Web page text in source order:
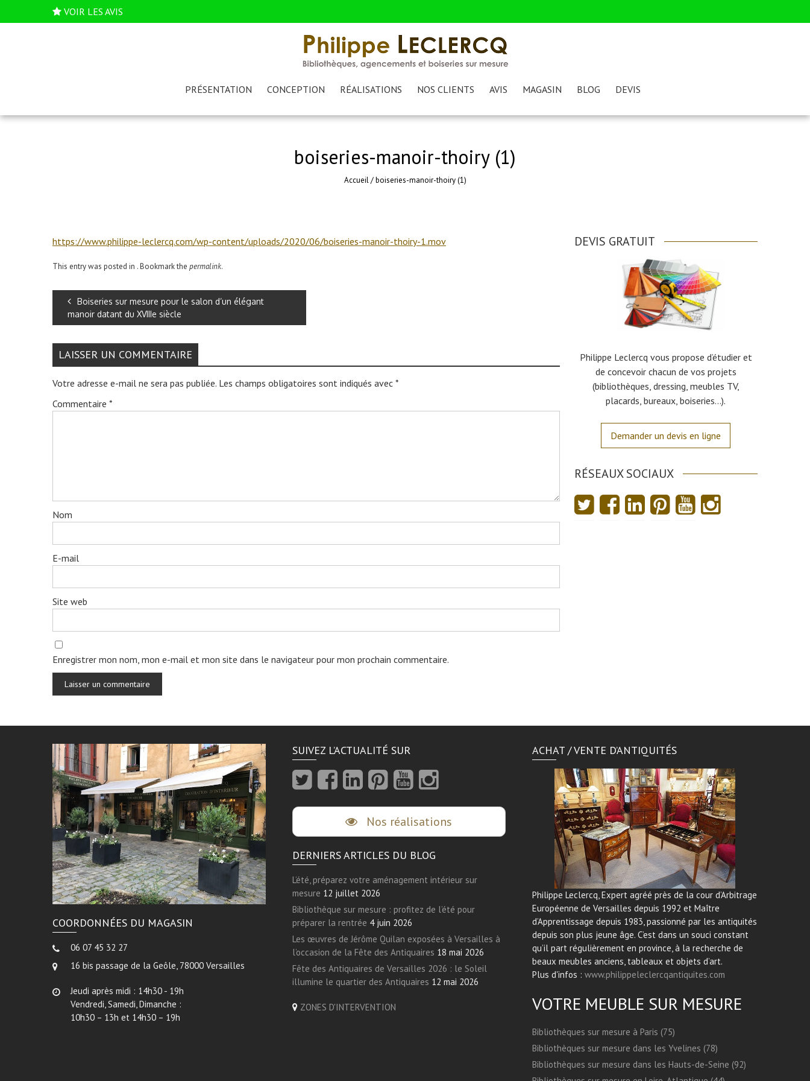
VOIR LES AVIS
PRÉSENTATION CONCEPTION RÉALISATIONS NOS CLIENTS AVIS MAGASIN BLOG DEVIS
boiseries-manoir-thoiry (1)
Accueil/boiseries-manoir-thoiry (1)
https://www.philippe-leclercq.com/wp-content/uploads/2020/06/boiseries-manoir-thoiry-1.mov
This entry was posted in . Bookmark the permalink.
Boiseries sur mesure pour le salon d’un élégant
manoir datant du XVIIIe siècle
LAISSER UN COMMENTAIRE
Votre adresse e-mail ne sera pas publiée. Les champs obligatoires sont indiqués avec *
Commentaire *
Nom
E-mail
Site web
Enregistrer mon nom, mon e-mail et mon site dans le navigateur pour mon prochain commentaire.
DEVIS GRATUIT
Philippe Leclercq vous propose d’étudier et
de concevoir chacun de vos projets
(bibliothèques, dressing, meubles TV,
placards, bureaux, boiseries…).
Demander un devis en ligne
RÉSEAUX SOCIAUX
COORDONNÉES DU MAGASIN
06 07 45 32 27
16 bis passage de la Geôle, 78000 Versailles
Jeudi après midi : 14h30 - 19h
Vendredi, Samedi, Dimanche :
10h30 – 13h et 14h30 – 19h
SUIVEZ L’ACTUALITÉ SUR
Nos réalisations
DERNIERS ARTICLES DU BLOG
L’été, préparez votre aménagement intérieur sur
mesure 12 juillet 2026
Bibliothèque sur mesure : profitez de l’été pour
préparer la rentrée 4 juin 2026
Les œuvres de Jérôme Quilan exposées à Versailles à
l’occasion de la Fête des Antiquaires 18 mai 2026
Fête des Antiquaires de Versailles 2026 : le Soleil
illumine le quartier des Antiquaires 12 mai 2026
ZONES D'INTERVENTION
ACHAT / VENTE D’ANTIQUITÉS
Philippe Leclercq, Expert agréé près de la cour d’Arbitrage
Européenne de Versailles depuis 1992 et Maître
d’Apprentissage depuis 1983, passionné par les antiquités
depuis son plus jeune âge. C’est dans un souci constant
qu’il part régulièrement en province, à la recherche de
beaux meubles anciens, tableaux et objets d’art.
Plus d'infos : www.philippeleclercqantiquites.com
VOTRE MEUBLE SUR MESURE
Bibliothèques sur mesure à Paris (75)
Bibliothèques sur mesure dans les Yvelines (78)
Bibliothèques sur mesure dans les Hauts-de-Seine (92)